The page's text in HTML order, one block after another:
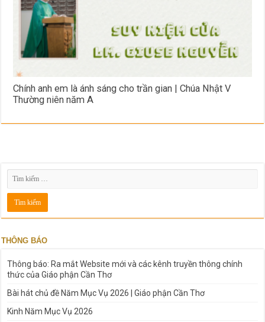
Chính anh em là ánh sáng cho trần gian | Chúa Nhật V
Thường niên năm A
THÔNG BÁO
Thông báo: Ra mắt Website mới và các kênh truyền thông chính
thức của Giáo phận Cần Thơ
Bài hát chủ đề Năm Mục Vụ 2026 | Giáo phận Cần Thơ
Kinh Năm Mục Vụ 2026